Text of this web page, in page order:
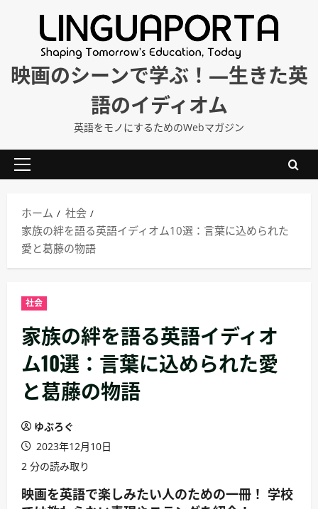
映画のシーンで学ぶ！―生きた英
語のイディオム
英語をモノにするためのWebマガジン
メ
ン
メ
ニ
ホーム
社会
家族の絆を語る英語イディオム10選：言葉に込められた
愛と葛藤の物語
社会
家族の絆を語る英語イディオ
ム10選：言葉に込められた愛
と葛藤の物語
ゆぶろぐ
2023年12月10日
2 分の読み取り
映画を英語で楽しみたい人のための一冊！ 学校